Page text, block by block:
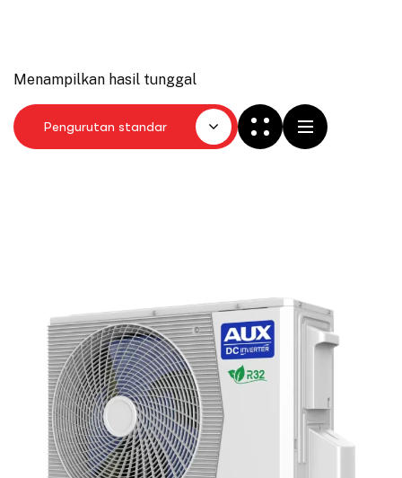
Menampilkan hasil tunggal
Pengurutan standar